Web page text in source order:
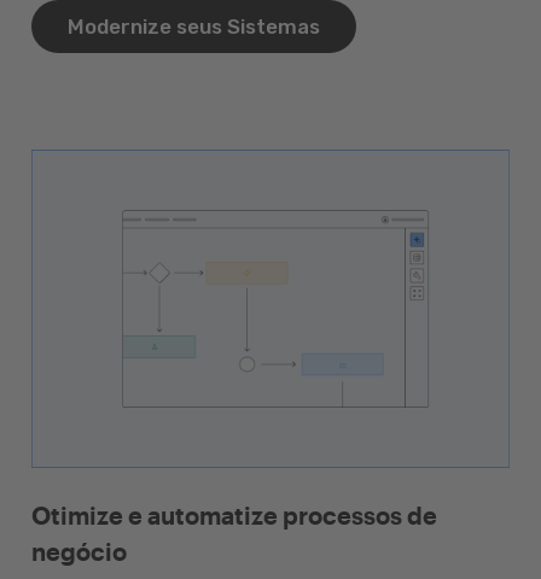
Modernize seus Sistemas
Otimize e automatize processos de
negócio